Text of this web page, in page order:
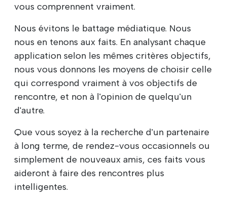
vous comprennent vraiment.
Nous évitons le battage médiatique. Nous
nous en tenons aux faits. En analysant chaque
application selon les mêmes critères objectifs,
nous vous donnons les moyens de choisir celle
qui correspond vraiment à vos objectifs de
rencontre, et non à l'opinion de quelqu'un
d'autre.
Que vous soyez à la recherche d'un partenaire
à long terme, de rendez-vous occasionnels ou
simplement de nouveaux amis, ces faits vous
aideront à faire des rencontres plus
intelligentes.